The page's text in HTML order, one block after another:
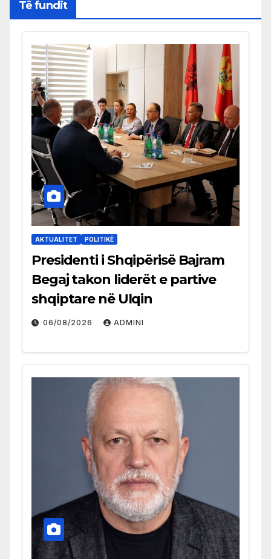
Të fundit
AKTUALITET POLITIKË
Presidenti i Shqipërisë Bajram
Begaj takon liderët e partive
shqiptare në Ulqin
06/08/2026 ADMINI